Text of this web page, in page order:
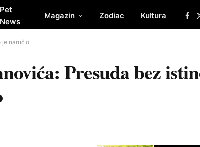
Pet
News
Magazin Zodiac Kultura
je naručio
Presuda bez